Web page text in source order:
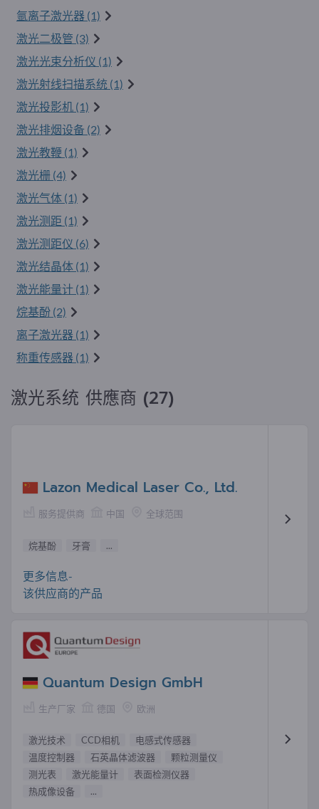
氩离子激光器 (1)
激光二极管 (3)
激光光束分析仪 (1)
激光射线扫描系统 (1)
激光投影机 (1)
激光排烟设备 (2)
激光教鞭 (1)
激光栅 (4)
激光气体 (1)
激光测距 (1)
激光测距仪 (6)
激光结晶体 (1)
激光能量计 (1)
烷基酚 (2)
离子激光器 (1)
称重传感器 (1)
激光系统 供應商 (27)
Lazon Medical Laser Co., Ltd.
服务提供商 中国 全球范围
烷基酚 牙膏 ...
更多信息-
该供应商的产品
Quantum Design GmbH
生产厂家 德国 欧洲
激光技术 CCD相机
电感式传感器
温度控制器
石英晶体滤波器
颗粒测量仪
测光表
激光能量计
表面检测仪器
热成像设备
...